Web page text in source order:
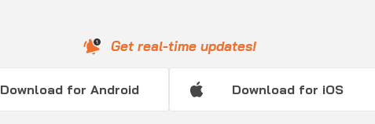
Get real-time updates!
Download for Android Download for iOS